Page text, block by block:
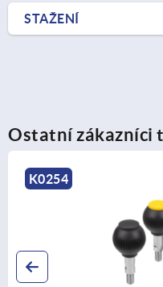
STAŽENÍ
Ostatní zákazníci
K0253